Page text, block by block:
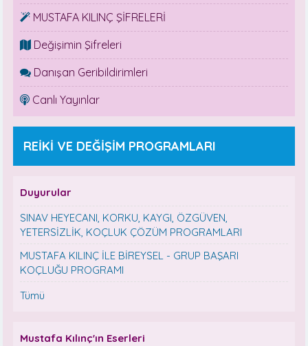
MUSTAFA KILINÇ ŞİFRELERİ
Değişimin Şifreleri
Danışan Geribildirimleri
Canlı Yayınlar
REİKİ VE DEĞİŞİM PROGRAMLARI
Duyurular
SINAV HEYECANI, KORKU, KAYGI, ÖZGÜVEN,
YETERSİZLİK, KOÇLUK ÇÖZÜM PROGRAMLARI
MUSTAFA KILINÇ İLE BİREYSEL - GRUP BAŞARI
KOÇLUĞU PROGRAMI
Tümü
Mustafa Kılınç'ın Eserleri